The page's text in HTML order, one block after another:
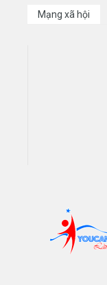
Mạng xã hội